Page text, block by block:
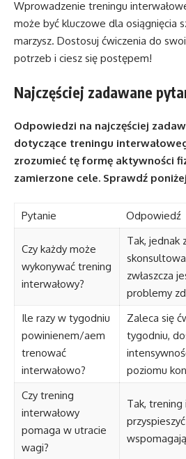
Wprowadzenie treningu
może być kluczowe dla osiągnięcia
marzysz. Dostosuj ćwiczenia do
potrzeb i ciesz się postępem!
Najczęściej zadawane
Odpowiedzi na najczęściej
dotyczące treningu
zrozumieć tę formę aktywności
zamierzone cele. Sprawdź
Pytanie Odpowiedź
Czy każdy może
wykonywać trening
interwałowy?
Tak, jednak
zwłaszcza
problemy
Ile razy w tygodniu
powinienem/aem
trenować
interwałowo?
Zaleca się
tygodniu,
poziomu
Czy trening
interwałowy
pomaga w utracie
wagi?
Tak, trening